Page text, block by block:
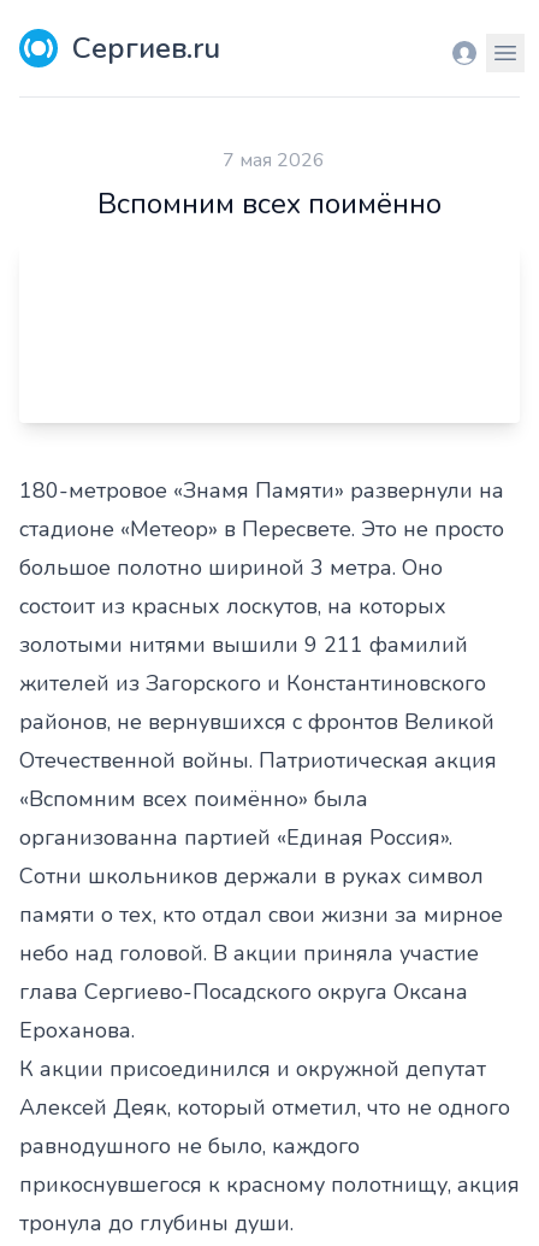
Сергиев.ru Вход
7 мая 2026
Вспомним всех поимённо
180-метровое «Знамя Памяти» развернули на
стадионе «Метеор» в Пересвете. Это не просто
большое полотно шириной 3 метра. Оно
состоит из красных лоскутов, на которых
золотыми нитями вышили 9 211 фамилий
жителей из Загорского и Константиновского
районов, не вернувшихся с фронтов Великой
Отечественной войны. Патриотическая акция
«Вспомним всех поимённо» была
организованна партией «Единая Россия».
Сотни школьников держали в руках символ
памяти о тех, кто отдал свои жизни за мирное
небо над головой. В акции приняла участие
глава Сергиево-Посадского округа Оксана
Ероханова.
К акции присоединился и окружной депутат
Алексей Деяк, который отметил, что не одного
равнодушного не было, каждого
прикоснувшегося к красному полотнищу, акция
тронула до глубины души.